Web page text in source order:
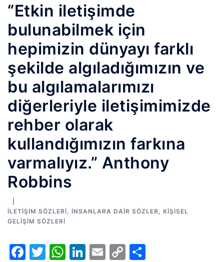
“Etkin iletişimde
bulunabilmek için
hepimizin dünyayı farklı
şekilde algıladığımızın ve
bu algılamalarımızı
diğerleriyle iletişimimizde
rehber olarak
kullandığımızın farkına
varmalıyız.” Anthony
Robbins
İLETIŞIM SÖZLERI İNSANLARA DAIR SÖZLER
KIŞISEL
GELIŞIM SÖZLERI
Facebook
Twitter
WhatsApp
LinkedIn
Email
Copy